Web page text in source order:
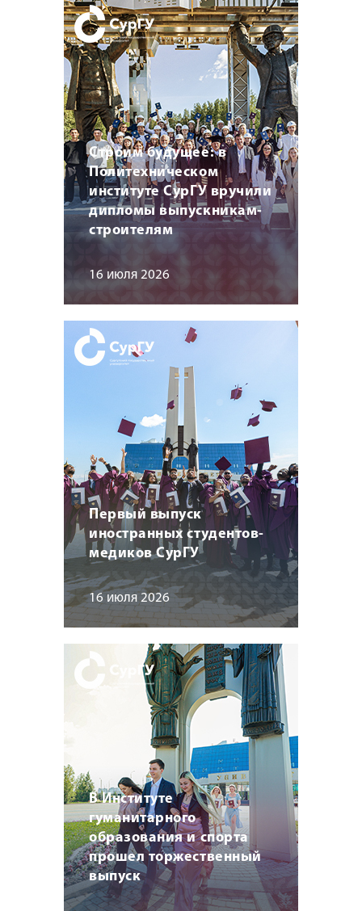
Строим будущее: в
Политехническом
институте СурГУ вручили
дипломы выпускникам-
строителям
16 июля 2026
Первый выпуск
иностранных студентов-
медиков СурГУ
16 июля 2026
В Институте
гуманитарного
образования и спорта
прошел торжественный
выпуск